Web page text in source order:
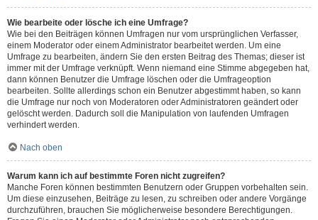
Wie bearbeite oder lösche ich eine Umfrage?
Wie bei den Beiträgen können Umfragen nur vom ursprünglichen Verfasser,
einem Moderator oder einem Administrator bearbeitet werden. Um eine
Umfrage zu bearbeiten, ändern Sie den ersten Beitrag des Themas; dieser ist
immer mit der Umfrage verknüpft. Wenn niemand eine Stimme abgegeben hat,
dann können Benutzer die Umfrage löschen oder die Umfrageoption
bearbeiten. Sollte allerdings schon ein Benutzer abgestimmt haben, so kann
die Umfrage nur noch von Moderatoren oder Administratoren geändert oder
gelöscht werden. Dadurch soll die Manipulation von laufenden Umfragen
verhindert werden.
Nach oben
Warum kann ich auf bestimmte Foren nicht zugreifen?
Manche Foren können bestimmten Benutzern oder Gruppen vorbehalten sein.
Um diese einzusehen, Beiträge zu lesen, zu schreiben oder andere Vorgänge
durchzuführen, brauchen Sie möglicherweise besondere Berechtigungen.